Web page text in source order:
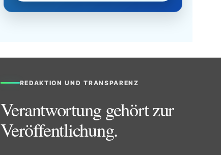
REDAKTION UND TRANSPARENZ
Verantwortung gehört zur
Veröffentlichung.